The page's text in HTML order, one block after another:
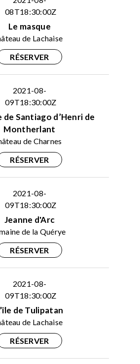
08T18:30:00Z
Le masque
de Lachaise
RÉSERVER
2021-08-
09T18:30:00Z
de Santiago d’Henri de
Montherlant
de Charnes
RÉSERVER
2021-08-
09T18:30:00Z
Jeanne d'Arc
de la Quérye
RÉSERVER
2021-08-
09T18:30:00Z
de Tulipatan
de Lachaise
RÉSERVER